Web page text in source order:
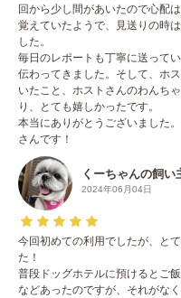
回から少し間があいたので心配
覚えていたようで、見送りの時
した。
毎日のレポートも丁寧に送って
伝わってきました。そして、ホ
いたこと、ホストさんのわんち
り、とても嬉しかったです。
本当にありがとうございました
さんです！
くーちゃんの飼い
2024年06月04日
今回初めての利用でしたが、と
た！
普段ドッグホテルに預けるとご
などあったのですが、それがな